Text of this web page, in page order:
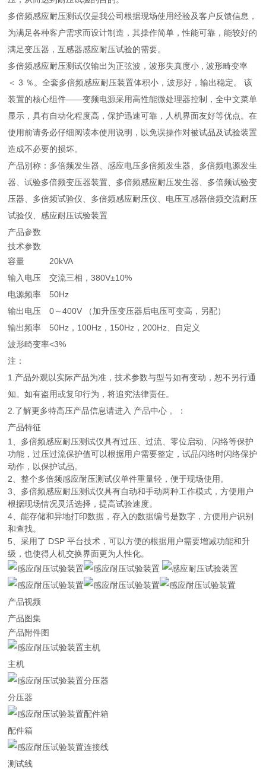
多倍频感应耐压测试仪是我公司根据现场使用经验及客户反馈信息，
为满足各种客户需求而设计制造，其操作简单，性能可靠，能较好的
满足变压器，互感器感应耐压试验的需要。
多倍频感应耐压测试仪输出为正弦波，波形失真度小 , 波形畸变率
＜ 3 ％。全套多倍频感应耐压装置体积小，波形好，输出稳定。 该
装置的核心组件——变频电源采用高性能微处理器控制，全中文菜单
显示，具有自动化程度高，保护迅速可靠，人机界面友好等优点。在
使用前请务必仔细阅读本使用说明，以免误操作对被试品及试验装置
造成不必要的损坏。
产品别称：多倍频发生器、感应电压多倍频发生器、多倍频电源发生
器、试验多倍频变压器装置、多倍频感应耐压发生器、多倍频试验变
压器、多倍频试验仪、多倍频感应耐压仪、电压互感器倍频交流耐压
试验仪、感应耐压试验装置
产品参数
技术参数
容量
20kVA
输入电压
交流三相，380V±10%
电源频率
50Hz
输出电压
0～400V （加升压变压器后电压可变高，另配）
输出频率
50Hz，100Hz，150Hz，200Hz、自定义
波形畸变率<3%
注：
1.产品外观以实际产品为准，技术参数与型号如有变动，恕不另行通
知。如有盗用或复印行为，将追究法律责任。
2.了解更多特高压产品信息请进入 产品中心 。：
产品特征
1、多倍频感应耐压测试仪具有过压、过流、零位启动、闪络等保护
功能，过压过流保护值可以根据用户需要整定，试品闪络时闪络保护
动作，以保护试品。
2、整个多倍频感应耐压测试仪单件重量轻，便于现场使用。
3、多倍频感应耐压测试仪具有自动和手动两种工作模式，方便用户
根据现场情况灵活选择，提高试验速度。
4、能存储和异地打印数据，存入的数据编号是数字，方便用户识别
和查找。
5、采用了 DSP 平台技术，可以方便的根据用户需要增减功能和升
级，也使得人机交换界面更为人性化。
产品视频
产品图集
产品附件图
主机
分压器
配件箱
测试线